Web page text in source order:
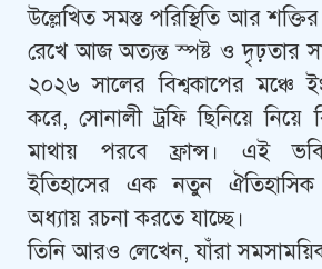
উল্লেখিত সমস্ত পরিস্থিতি আর
রেখে আজ অত্যন্ত স্পষ্ট ও দৃঢ়তার
২০২৬ সালের বিশ্বকাপের মঞ্চে
করে, সোনালী ট্রফি ছিনিয়ে নিয়ে
মাথায় পরবে ফ্রান্স। এই
ইতিহাসের এক নতুন
অধ্যায় রচনা করতে যাচ্ছে।
তিনি আরও লেখেন, যাঁরা